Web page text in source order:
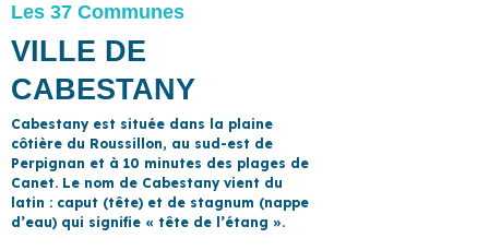
Les 37 Communes
VILLE DE
CABESTANY
Cabestany est située dans la plaine
côtière du Roussillon, au sud-est de
Perpignan et à 10 minutes des plages de
Canet. Le nom de Cabestany vient du
latin : caput (tête) et de stagnum (nappe
d’eau) qui signifie « tête de l’étang ».